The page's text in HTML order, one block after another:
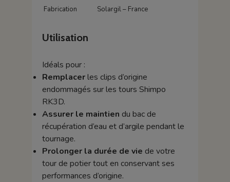
Fabrication
Solargil – France
Utilisation
Idéals pour :
Remplacerles clips d’origine
endommagés sur les tours Shimpo
RK3D.
Assurer le maintien du bac de
récupération d’eau et d’argile pendant le
tournage.
Prolonger la durée de vie de votre
tour de potier tout en conservant ses
performances d’origine.